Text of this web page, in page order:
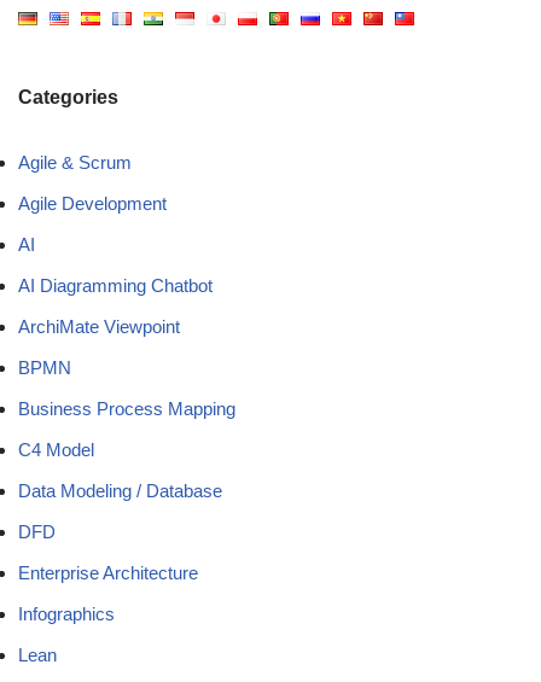
Categories
Agile & Scrum
Agile Development
AI
AI Diagramming Chatbot
ArchiMate Viewpoint
BPMN
Business Process Mapping
C4 Model
Data Modeling / Database
DFD
Enterprise Architecture
Infographics
Lean